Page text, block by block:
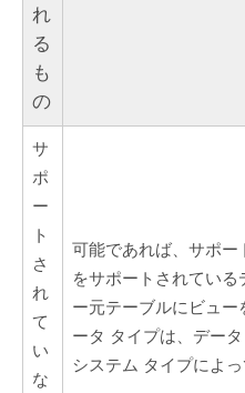
れ
る
も
の
サ
ポ
ー
ト
さ
れ
て
い
な
可能であれば、サポ
をサポートされてい
ー元テーブルにビュ
ータ タイプは、デー
システム タイプによっ